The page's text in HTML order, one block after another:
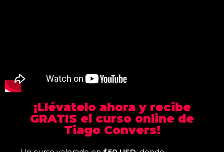
¡Llévatelo ahora y recibe
GRATIS el curso online de
Tiago Convers!